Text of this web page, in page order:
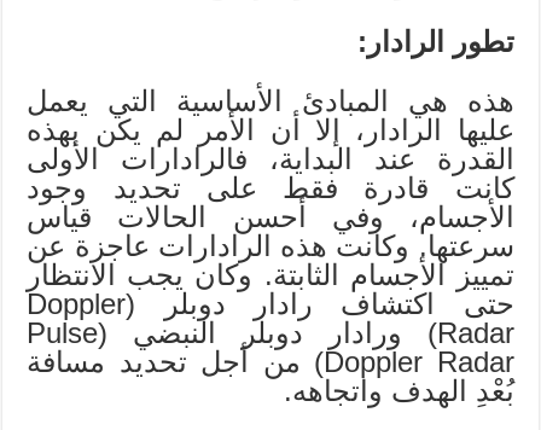
تطور الرادار:
هذه هي المبادئ الأساسية التي يعمل
عليها الرادار، إلا أن الأمر لم يكن بهذه
القدرة عند البداية، فالرادارات الأولى
كانت قادرة فقط على تحديد وجود
الأجسام، وفي أحسن الحالات قياس
سرعتها. وكانت هذه الرادارات عاجزة عن
تمييز الأجسام الثابتة. وكان يجب الانتظار
حتى اكتشاف رادار دوبلر (Doppler
Radar) ورادار دوبلر النبضي (Pulse
Doppler Radar) من أجل تحديد مسافة
بُعْدِ الهدف واتجاهه.